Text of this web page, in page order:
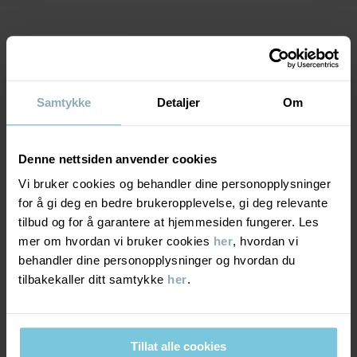
Samtykke Detaljer Om
Denne nettsiden anvender cookies
Vi bruker cookies og behandler dine personopplysninger
for å gi deg en bedre brukeropplevelse, gi deg relevante
tilbud og for å garantere at hjemmesiden fungerer. Les
mer om hvordan vi bruker cookies her, hvordan vi
behandler dine personopplysninger og hvordan du
tilbakekaller ditt samtykke her.
Tillat alle cookies
Fabrikk:Shunde Gain Rich Garment Co Ltd
Les mer
MATERIALE & PLEIERÅD
Materiale
95% Cotton Organic
5% Elastane
Pleieråd
VASK
Må ikke blekes
BÆREKRAFT
LEVERING OG RETUR
Levering & retur
Levering
Vi tilbyr fri frakt over 699 kr, og leveringstiden er 1–4 dager. I
kassen vises de tilgjengelige leveringsalternativene på bakgrunn
av postnummeret som ordren skal leveres til.
DU KAN OGSÅ VÆRE INTERESSERT I DETTE
PO.P BY